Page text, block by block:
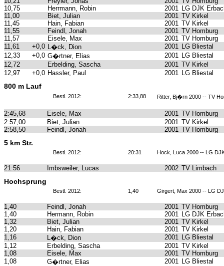
10,75
Herrmann, Robin 2001 LG DJK
11,00
Biet, Julian 2001 TV Kirkel
11,45
Hain, Fabian 2001 TV Kirkel
11,55
Feindl, Jonah 2001 TV Homburg
11,57
Eisele, Max 2001 TV Homburg
11,61
+0,0 L�ck, Dion 2001 LG Bliestal
12,33
+0,0 G�rtner, Elias 2001 LG Bliestal
12,72
Erbelding, Sascha 2001 TV Kirkel
12,97
+0,0 Hassler, Paul 2001 LG Bliestal
800 m Lauf
Bestl. 2012: 2:33,88 Ritter, Bj�rn 2000 -- TV
2:45,68 Eisele, Max 2001 TV Homburg
2:57,00
Biet, Julian 2001 TV Kirkel
2:58,50
Feindl, Jonah 2001 TV Homburg
5 km Str.
Bestl. 2012: 20:31 Hock, Luca 2000 -- LG
21:56 Imbsweiler, Lucas 2002 TV Limbach
Hochsprung
Bestl. 2012: 1,40 Girgert, Max 2000 -- LG
1,40 Feindl, Jonah 2001 TV Homburg
1,40
Hermann, Robin 2001 LG DJK
1,32
Biet, Julian 2001 TV Kirkel
1,20
Hain, Fabian 2001 TV Kirkel
1,16
L�ck, Dion 2001 LG Bliestal
1,12
Erbelding, Sascha 2001 TV Kirkel
1,08
Eisele, Max 2001 TV Homburg
1,08
G�rtner, Elias 2001 LG Bliestal